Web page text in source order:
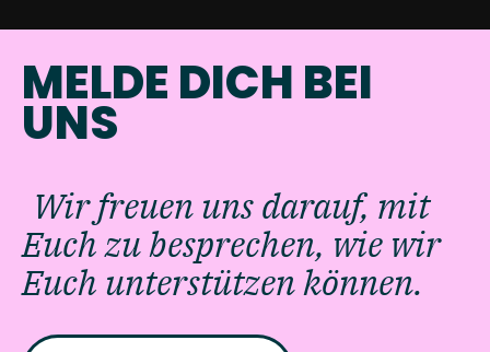
MELDE DICH BEI
UNS
Wir freuen uns darauf, mit
Euch zu besprechen, wie wir
Euch unterstützen können.